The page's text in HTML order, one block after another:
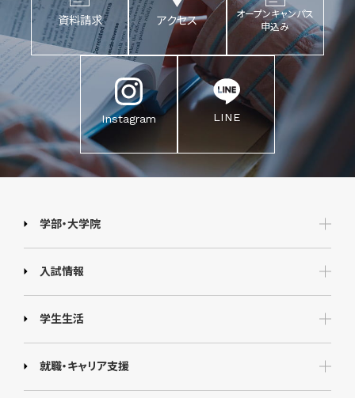
資料請求 アクセス
オープンキャンパス
申込み
Instagram LINE
学部・大学院
入試情報
学生生活
就職・キャリア支援